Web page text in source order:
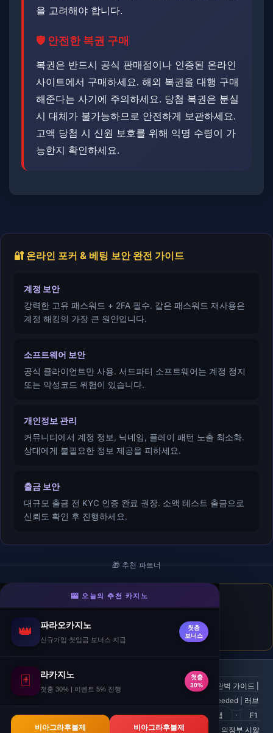
을 고려해야 합니다.
🛡️ 안전한 복권 구매
복권은 반드시 공식 판매점이나 인증된 온라인
사이트에서 구매하세요. 해외 복권을 대행 구매
해준다는 사기에 주의하세요. ​​당첨 복권은 분실
시 대체가 불가능하므로 안전하게 보관하세요. ​​
고액 당첨 시 신원 보호를 위해 익명 수령이 가
능한지 확인하세요.
🔐 온라인 포커 & 베팅 보안 완전 가이드
계정 보안
강력한 고유 패스워드 + 2FA 필수. 같은 패스워드 재사용은
계정 해킹의 가장 큰 원인입니다.
소프트웨어 보안
공식 클라이언트만 사용. 서드파티 소프트웨어는 계정 정지
또는 악성코드 위험이 있습니다.
개인정보 관리
커뮤니티에서 계정 정보, 닉네임, 플레이 패턴 노출 최소화.
상대에게 불필요한 정보 제공을 피하세요.
출금 보안
대규모 출금 전 KYC 인증 완료 권장. 소액 테스트 출금으로
신뢰도 확인 후 진행하세요.
🎁 추천 파트너
첫충 50% · 매충 20% · 재충전 10% 추가 보너스.
🎁 첫충전 50%
슈퍼피포스 전문의 의견 | 러브스토리 2026
AF 지수 완벽 가이드 |
Viagra vs Fildena As Needed | 러브
스토리
· Seasonal - 베팅 가이드 2026 #06C - 무한배팅맵 ·
F1
포디움 베팅 완벽 가이드 | 2026 완벽 가이드 - 홀덤마스터
의정부 시알
🎰 오늘의 추천 카지노
👑 파라오카지노
신규가입 첫입금 보너스 지급
첫충
보너스
🃏 라카지노
첫충 30% | 이벤트 5% 진행
첫충
30%
비아그라후불제 비아그라후불제